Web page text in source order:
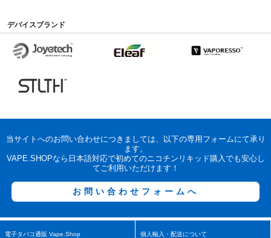
デバイスブランド
当サイトへのお問い合わせにつきましては、以下の専用フォームにて承り
ます。
VAPE.SHOPなら日本語対応で初めてのニコチンリキッド購入でも安心し
てご利用いただけます！
お問い合わせフォームへ
電子タバコ通販 Vape.Shop 個人輸入・配送について